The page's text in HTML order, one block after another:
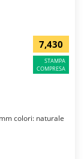
7,430
STAMPA
COMPRESA
colori: naturale